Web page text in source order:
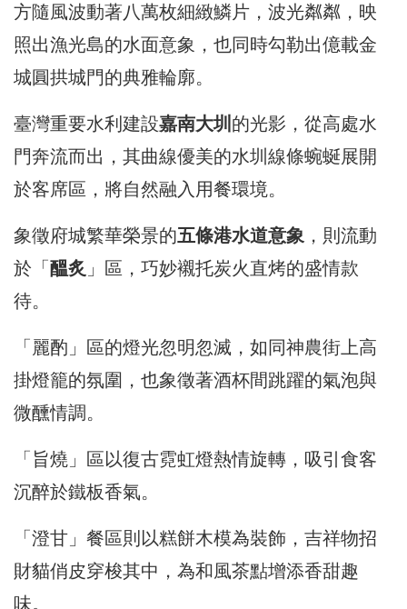
方隨風波動著八萬枚細緻鱗片，波光粼粼，映
照出漁光島的水面意象，也同時勾勒出億載金
城圓拱城門的典雅輪廓。
臺灣重要水利建設嘉南大圳 的光影，從高處水
門奔流而出，其曲線優美的水圳線條蜿蜒展開
於客席區，將自然融入用餐環境。
象徵府城繁華榮景的五條港水道意象 ，則流動
於「醞炙 」區，巧妙襯托炭火直烤的盛情款
待。
「麗酌」區的燈光忽明忽滅，如同神農街上高
掛燈籠的氛圍，也象徵著酒杯間跳躍的氣泡與
微醺情調。
「旨燒」區以復古霓虹燈熱情旋轉，吸引食客
沉醉於鐵板香氣。
「澄甘」餐區則以糕餅木模為裝飾，吉祥物招
財貓俏皮穿梭其中，為和風茶點增添香甜趣
味。